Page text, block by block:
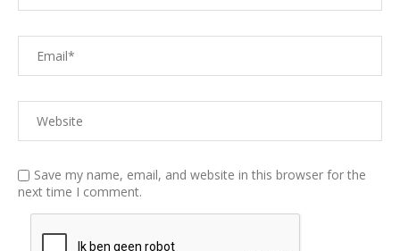
Save my name, email, and website in this browser for the
next time I comment.